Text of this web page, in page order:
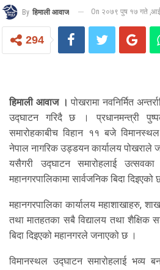
By हिमाली आवाज On २०७९ पुष १७ गते
294
हिमाली आवाज । पोखरामा नवनिर्मित
उद्घाटन गरिदै छ । प्रधानमन्त्री
समारोहकाबीच विहान ११ बजे
नेपाल नागरिक उड्डयन कार्यालय पोखराले
यसैगरी उद्घाटन समारोहलाई
महानगरपालिकामा सार्वजनिक बिदा दिइएको
महानगरपालिका कार्यालय महाशाखाहरु,
तथा मातहतका सबै विद्यालय तथा शैक्षिक
बिदा दिइएको महानगरले जनाएको छ ।
विमानस्थल उद्घाटन समारोहलाई भव्य